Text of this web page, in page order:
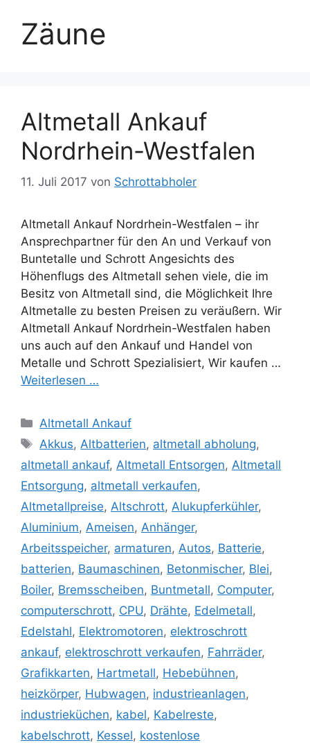
Zäune
Altmetall Ankauf
Nordrhein-Westfalen
11. Juli 2017 von Schrottabholer
Altmetall Ankauf Nordrhein-Westfalen – ihr
Ansprechpartner für den An und Verkauf von
Buntetalle und Schrott Angesichts des
Höhenflugs des Altmetall sehen viele, die im
Besitz von Altmetall sind, die Möglichkeit Ihre
Altmetalle zu besten Preisen zu veräußern. Wir
Altmetall Ankauf Nordrhein-Westfalen haben
uns auch auf den Ankauf und Handel von
Metalle und Schrott Spezialisiert, Wir kaufen …
Weiterlesen …
Kategorien
Altmetall Ankauf
Schlagwörter
Akkus, Altbatterien, altmetall abholung,
altmetall ankauf, Altmetall Entsorgen, Altmetall
Entsorgung, altmetall verkaufen,
Altmetallpreise, Altschrott, Alukupferkühler,
Aluminium, Ameisen, Anhänger,
Arbeitsspeicher, armaturen, Autos, Batterie,
batterien, Baumaschinen, Betonmischer, Blei,
Boiler, Bremsscheiben, Buntmetall, Computer,
computerschrott, CPU, Drähte, Edelmetall,
Edelstahl, Elektromotoren, elektroschrott
ankauf, elektroschrott verkaufen, Fahrräder,
Grafikkarten, Hartmetall, Hebebühnen,
heizkörper, Hubwagen, industrieanlagen,
industrieküchen, kabel, Kabelreste,
kabelschrott, Kessel, kostenlose